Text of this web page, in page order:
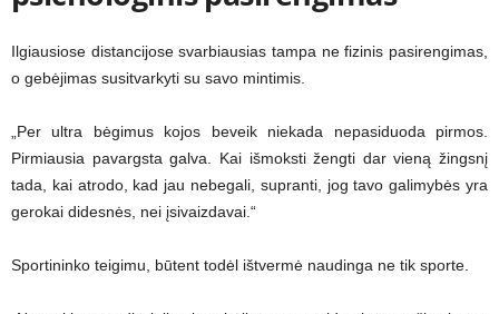
Ilgiausiose distancijose svarbiausias tampa ne fizinis pasirengimas,
o gebėjimas susitvarkyti su savo mintimis.
„Per ultra bėgimus kojos beveik niekada nepasiduoda pirmos.
Pirmiausia pavargsta galva. Kai išmoksti žengti dar vieną žingsnį
tada, kai atrodo, kad jau nebegali, supranti, jog tavo galimybės yra
gerokai didesnės, nei įsivaizdavai.“
Sportininko teigimu, būtent todėl ištvermė naudinga ne tik sporte.